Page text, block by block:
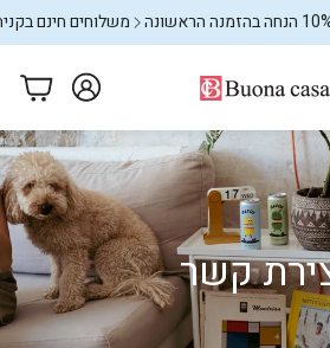
משלוחים חינם בקניה
כביסה שטיחים
קשר